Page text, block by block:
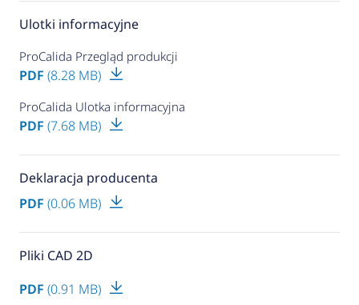
Ulotki informacyjne
ProCalida Przegląd produkcji
PDF (8.28 MB)
ProCalida Ulotka informacyjna
PDF (7.68 MB)
Deklaracja producenta
PDF (0.06 MB)
Pliki CAD 2D
PDF (0.91 MB)